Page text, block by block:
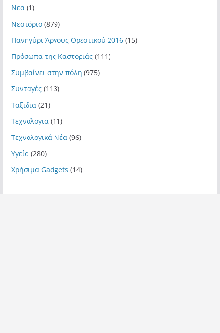
Νεα (1)
Νεστόριο(879)
Πανηγύρι Άργους Ορεστικού 2016(15)
Πρόσωπα της Καστοριάς(111)
Συμβαίνει στην πόλη (975)
Συνταγές(113)
Ταξιδια (21)
Τεχνολογια (11)
Τεχνολογικά Νέα (96)
Υγεία (280)
Χρήσιμα Gadgets (14)